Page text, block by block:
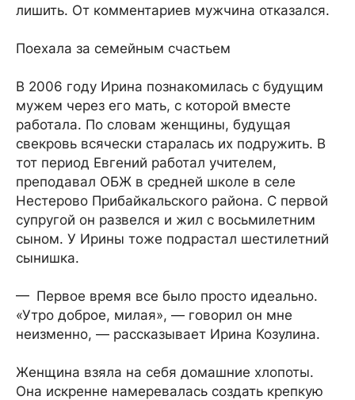
лишить. От комментариев мужчина отказался.
Поехала за семейным счастьем
В 2006 году Ирина познакомилась с будущим
мужем через его мать, с которой вместе
работала. По словам женщины, будущая
свекровь всячески старалась их подружить. В
тот период Евгений работал учителем,
преподавал ОБЖ в средней школе в селе
Нестерово Прибайкальского района. С первой
супругой он развелся и жил с восьмилетним
сыном. У Ирины тоже подрастал шестилетний
сынишка.
— Первое время все было просто идеально.
«Утро доброе, милая», — говорил он мне
неизменно, — рассказывает Ирина Козулина.
Женщина взяла на себя домашние хлопоты.
Она искренне намеревалась создать крепкую